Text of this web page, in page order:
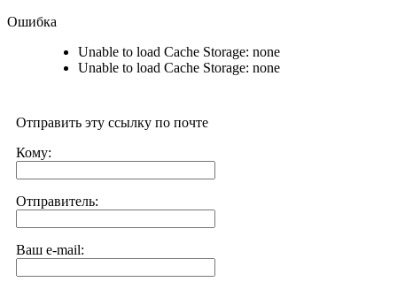
Ошибка
Unable to load Cache Storage: none
Unable to load Cache Storage: none
Отправить эту ссылку по почте
Кому:
Отправитель:
Ваш e-mail: